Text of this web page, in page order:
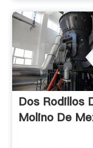
Dos Rodillos
Molino De